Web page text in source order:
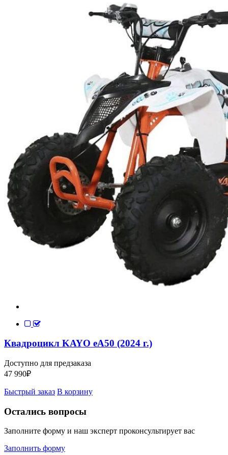
Квадроцикл KAYO еA50 (2024 г.)
Доступно для предзаказа
47 990₽
Быстрый заказ В корзину
Остались вопросы
Заполните форму и наш эксперт проконсультирует вас
Заполнить форму